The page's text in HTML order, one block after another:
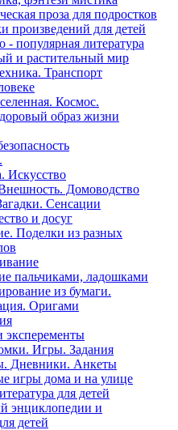
проза для подростков
произведений для детей
- популярная литература
и растительный мир
Транспорт
Космос.
образ жизни
Искусство
Домоводство
Сенсации
и досуг
Поделки из разных
пальчиками, ладошками
из бумаги.
Оригами
Игры. Задания
Дневники. Анкеты
игры дома и на улице
для детей
энциклопедии и
детей